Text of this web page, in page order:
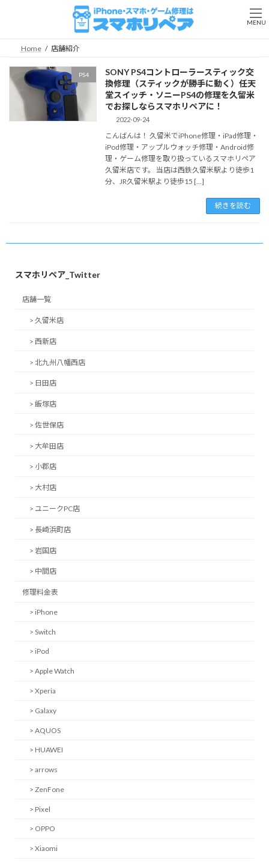
Home 店舗紹介
PS4
SONY PS4コントローラースティック交
換修理（スティックが勝手に動く）任天
堂スイッチ・ソニーPS4の修理を久留米
でお探しならスマホリペアに！
2022-09-24
こんばんは！ 久留米でiPhone修理・iPad修理・
iPod修理・アップルウォッチ修理・Android修
理・ゲーム修理を取り扱っているスマホリペア
久留米店です。 当店は西鉄久留米駅より徒歩1
分、JR久留米駅より徒歩15 […]
続きを読む
スマホリペア_Twitter
店舗一覧
> 久留米店
> 西新店
> 北九州八幡西店
> 日田店
> 飯塚店
> 佐世保店
> 大牟田店
> 小郡店
> 大村店
> ユニークPC店
> 長崎浜町店
> 岩国店
> 中間店
修理料金表
> iPhone
> Switch
> iPod
> Apple Watch
> Xperia
> Galaxy
> AQUOS
> HUAWEI
> arrows
> ZenFone
> Pixel
> OPPO
> Xiaomi
MENU